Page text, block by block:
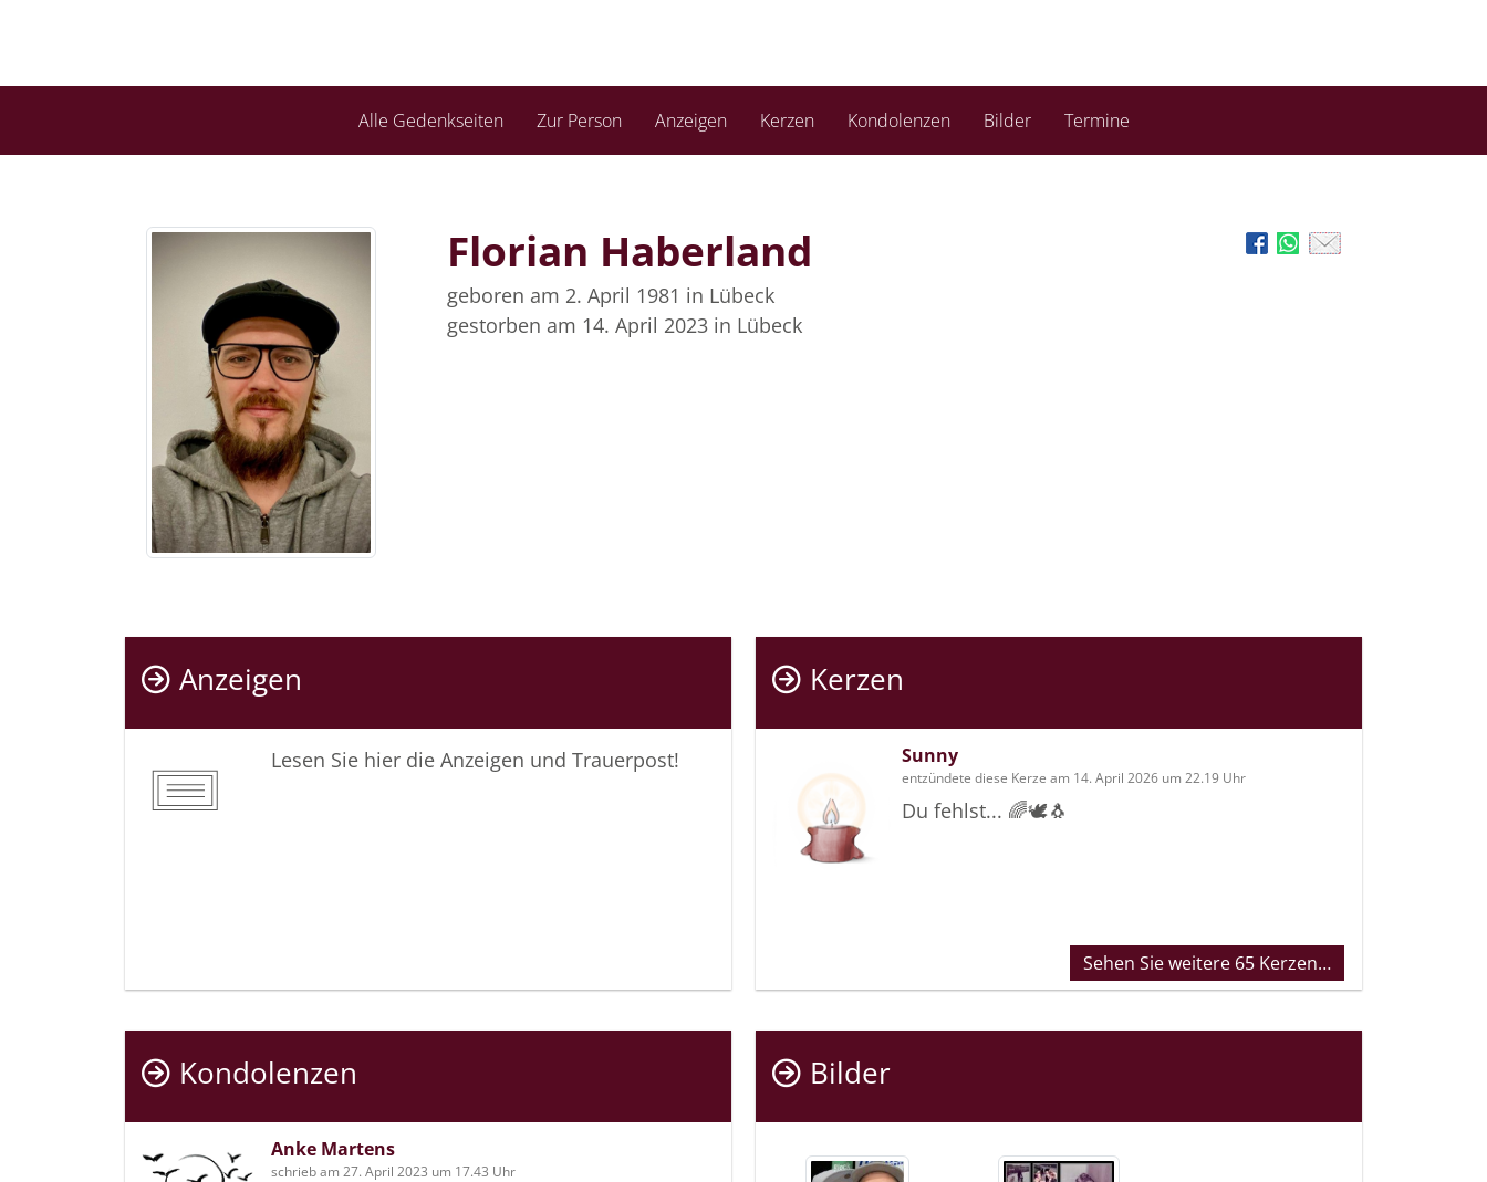
Alle Gedenkseiten Zur Person Anzeigen Kerzen Kondolenzen Bilder Termine
Florian Haberland
geboren am 2. April 1981 in Lübeck
gestorben am 14. April 2023 in Lübeck
Anzeigen
Lesen Sie hier die Anzeigen und Trauerpost!
Kerzen
Sunny
entzündete diese Kerze am 14. April 2026 um 22.19 Uhr
Du fehlst... 🌈🕊🐧
Sehen Sie weitere 65 Kerzen…
Kondolenzen
Anke Martens
schrieb am 27. April 2023 um 17.43 Uhr
Bilder